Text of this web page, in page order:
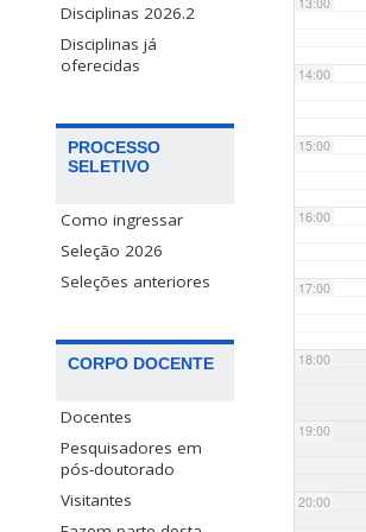
Disciplinas 2026.2
Disciplinas já
oferecidas
PROCESSO
SELETIVO
Como ingressar
Seleção 2026
Seleções anteriores
CORPO DOCENTE
Docentes
Pesquisadores em
pós-doutorado
Visitantes
14:00
15:00
16:00
17:00
18:00
19:00
20:00